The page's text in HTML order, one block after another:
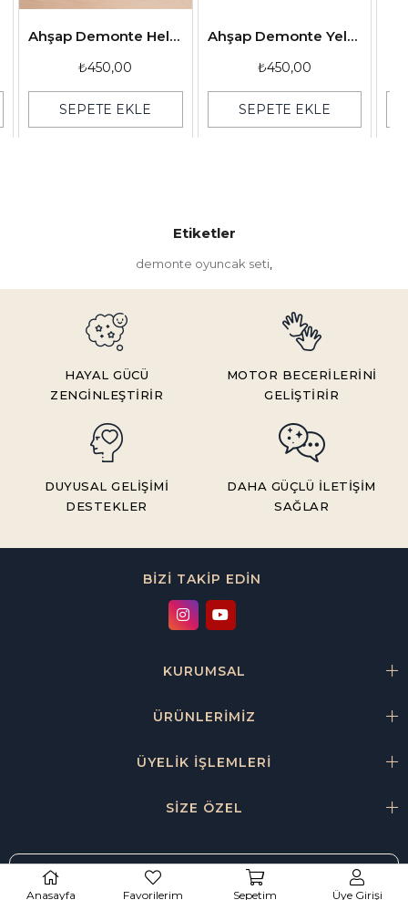
Ahşap Demonte Helikopter
₺450,00
SEPETE EKLE
Ahşap Demonte Yelkenli
₺450,00
SEPETE EKLE
Etiketler
demonte oyuncak seti,
HAYAL GÜCÜ
ZENGİNLEŞTİRİR
MOTOR BECERİLERİNİ
GELİŞTİRİR
DUYUSAL GELİŞİMİ
DESTEKLER
DAHA GÜÇLÜ İLETİŞİM
SAĞLAR
BİZİ TAKİP EDİN
KURUMSAL
ÜRÜNLERİMİZ
ÜYELİK İŞLEMLERİ
SİZE ÖZEL
WHATSAPP SİPARİŞ
0533 3041310
Anasayfa Favorilerim Sepetim Üye Girişi